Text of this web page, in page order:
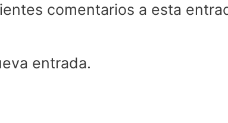
comentarios a esta
entrada.